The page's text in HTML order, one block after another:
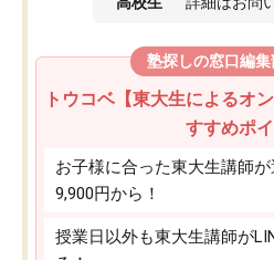
塾探しの窓口編
トウコベ【東大生によるオ
すすめポ
お子様に合った東大生講師
9,900円から！
授業日以外も東大生講師が